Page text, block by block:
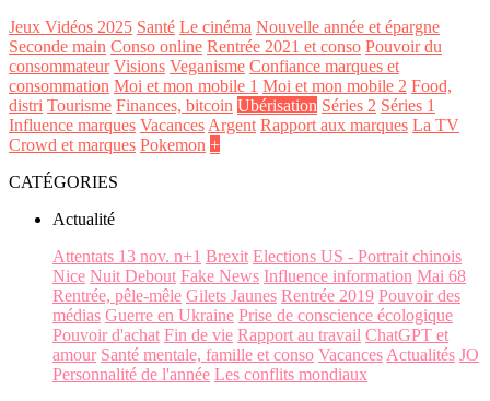
Jeux Vidéos 2025 Santé Le cinéma Nouvelle année et épargne
Seconde main Conso online Rentrée 2021 et conso Pouvoir du
consommateur Visions Veganisme Confiance marques et
consommation Moi et mon mobile 1 Moi et mon mobile 2 Food,
distri Tourisme Finances, bitcoin Ubérisation Séries 2 Séries 1
Influence marques Vacances Argent Rapport aux marques La TV
Crowd et marques Pokemon +
CATÉGORIES
Actualité
Attentats 13 nov. n+1 Brexit Elections US - Portrait chinois
Nice Nuit Debout Fake News Influence information Mai 68
Rentrée, pêle-mêle Gilets Jaunes Rentrée 2019 Pouvoir des
médias Guerre en Ukraine Prise de conscience écologique
Pouvoir d'achat Fin de vie Rapport au travail ChatGPT et
amour Santé mentale, famille et conso Vacances Actualités JO
Personnalité de l'année Les conflits mondiaux